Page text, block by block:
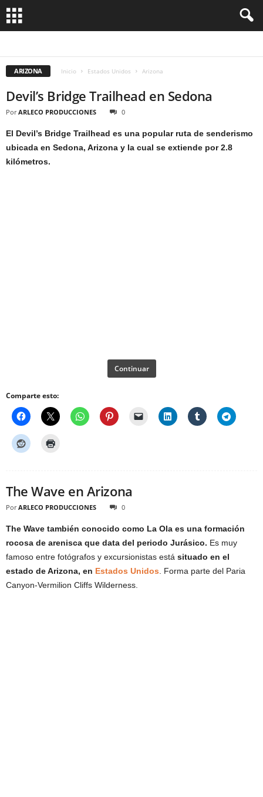
ARIZONA Inicio Estados Unidos Arizona
Devil’s Bridge Trailhead en Sedona
Por ARLECO PRODUCCIONES 0
El Devil’s Bridge Trailhead es una popular ruta de senderismo
ubicada en Sedona, Arizona y la cual se extiende por 2.8
kilómetros.
Continuar
Comparte esto:
The Wave en Arizona
Por ARLECO PRODUCCIONES 0
The Wave también conocido como La Ola es una formación
rocosa de arenisca que data del periodo Jurásico. Es muy
famoso entre fotógrafos y excursionistas está situado en el
estado de Arizona, en Estados Unidos. Forma parte del Paria
Canyon-Vermilion Cliffs Wilderness.